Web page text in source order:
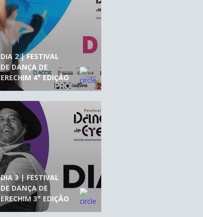
DIA 2 | FESTIVAL
DE DANÇA DE
ERECHIM 4° EDIÇÃO
DIA 3 | FESTIVAL
DE DANÇA DE
ERECHIM 3° EDIÇÃO